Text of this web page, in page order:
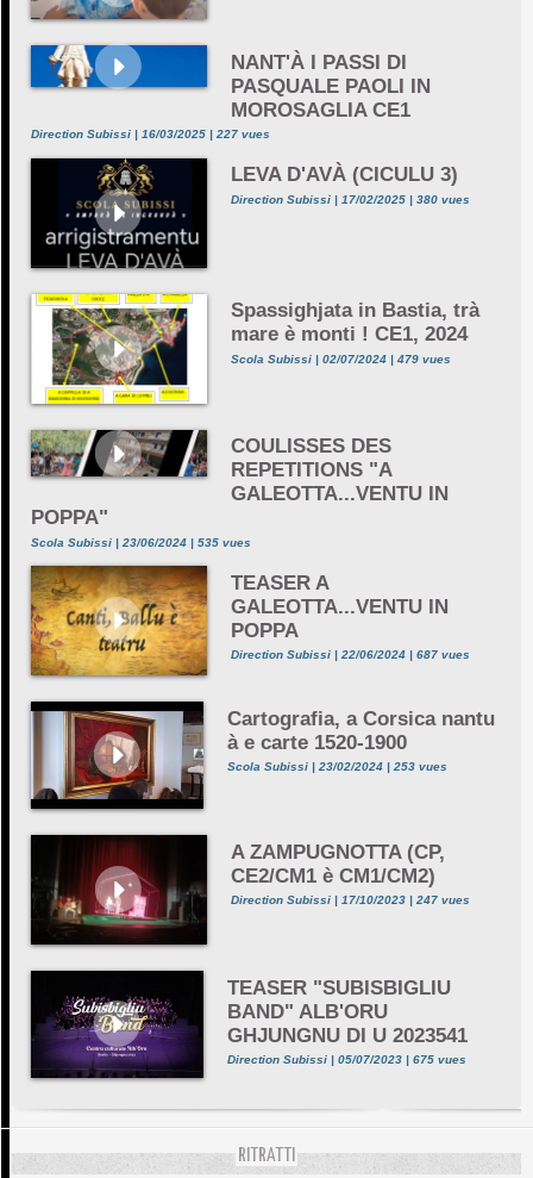
NANT'À I PASSI DI
PASQUALE PAOLI IN
MOROSAGLIA CE1
Direction Subissi | 16/03/2025 | 227 vues
LEVA D'AVÀ (CICULU 3)
Direction Subissi | 17/02/2025 | 380 vues
Spassighjata in Bastia, trà
mare è monti ! CE1, 2024
Scola Subissi | 02/07/2024 | 479 vues
COULISSES DES
REPETITIONS "A
GALEOTTA...VENTU IN
POPPA"
Scola Subissi | 23/06/2024 | 535 vues
TEASER A
GALEOTTA...VENTU IN
POPPA
Direction Subissi | 22/06/2024 | 687 vues
Cartografia, a Corsica nantu
à e carte 1520-1900
Scola Subissi | 23/02/2024 | 253 vues
A ZAMPUGNOTTA (CP,
CE2/CM1 è CM1/CM2)
Direction Subissi | 17/10/2023 | 247 vues
TEASER "SUBISBIGLIU
BAND" ALB'ORU
GHJUNGNU DI U 2023541
Direction Subissi | 05/07/2023 | 675 vues
RITRATTI